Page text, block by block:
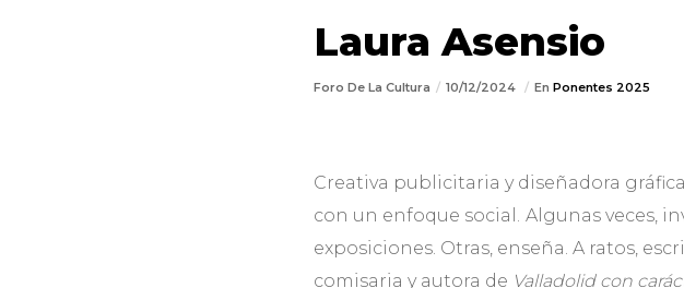
Laura Asensio
Foro De La Cultura 10/12/2024 En Ponentes 2025
Creativa publicitaria y diseñadora
con un enfoque social.
Algunas veces,
exposiciones. Otras, enseña. A ratos,
comisaria y autora de Valladolid con